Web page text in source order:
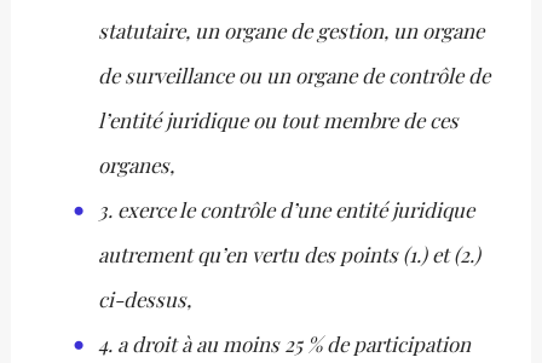
statutaire, un organe de gestion, un organe
de surveillance ou un organe de contrôle de
l’entité juridique ou tout membre de ces
organes,
3. exerce le contrôle d’une entité juridique
autrement qu’en vertu des points (1.) et (2.)
ci-dessus,
4. a droit à au moins 25 % de participation